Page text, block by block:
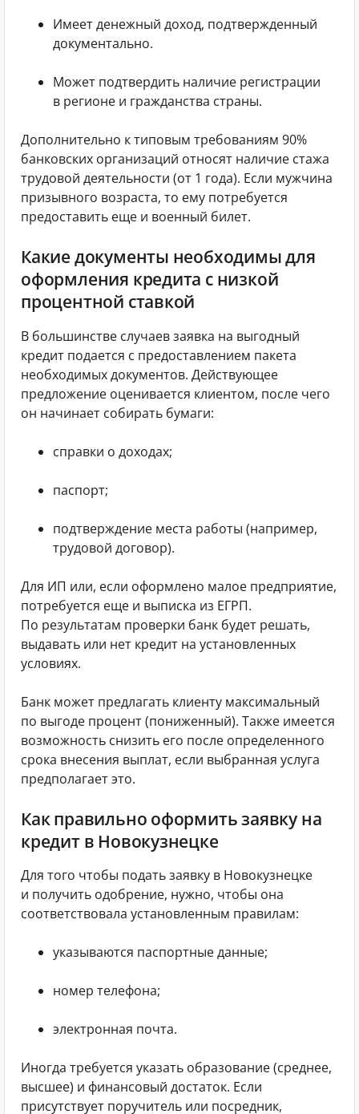
Имеет денежный доход, подтвержденный
документально.
Может подтвердить наличие регистрации
в регионе и гражданства страны.
Дополнительно к типовым требованиям 90%
банковских организаций относят наличие стажа
трудовой деятельности (от 1 года). Если мужчина
призывного возраста, то ему потребуется
предоставить еще и военный билет.
Какие документы необходимы для
оформления кредита с низкой
процентной ставкой
В большинстве случаев заявка на выгодный
кредит подается с предоставлением пакета
необходимых документов. Действующее
предложение оценивается клиентом, после чего
он начинает собирать бумаги:
справки о доходах;
паспорт;
подтверждение места работы (например,
трудовой договор).
Для ИП или, если оформлено малое предприятие,
потребуется еще и выписка из ЕГРП.
По результатам проверки банк будет решать,
выдавать или нет кредит на установленных
условиях.
Банк может предлагать клиенту максимальный
по выгоде процент (пониженный). Также имеется
возможность снизить его после определенного
срока внесения выплат, если выбранная услуга
предполагает это.
Как правильно оформить заявку на
кредит в Новокузнецке
Для того чтобы подать заявку в Новокузнецке
и получить одобрение, нужно, чтобы она
соответствовала установленным правилам:
указываются паспортные данные;
номер телефона;
электронная почта.
Иногда требуется указать образование (среднее,
высшее) и финансовый достаток. Если
присутствует поручитель или посредник,